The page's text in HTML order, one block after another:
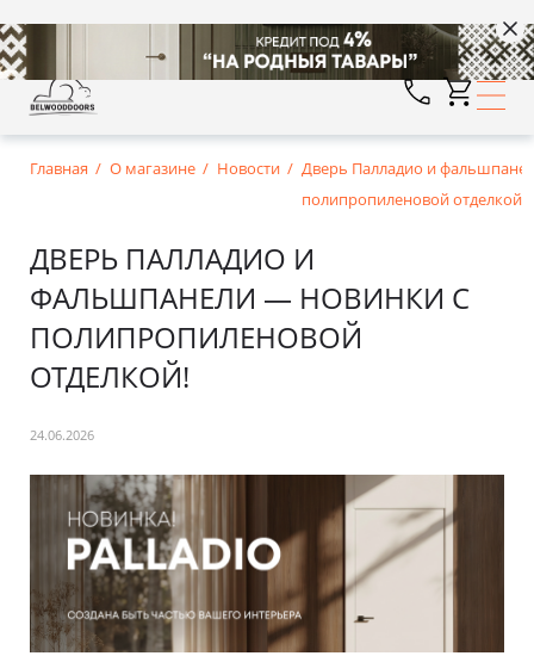
Главная О магазине Новости
Дверь Палладио и
полипропиленовой отделкой!
ДВЕРЬ ПАЛЛАДИО И
ФАЛЬШПАНЕЛИ — НОВИНКИ С
ПОЛИПРОПИЛЕНОВОЙ
ОТДЕЛКОЙ!
24.06.2026